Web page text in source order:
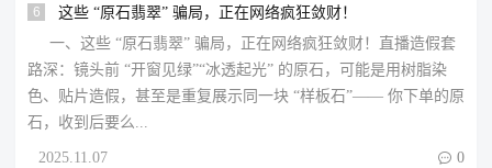
6
这些 “原石翡翠” 骗局，正在网络疯狂敛财！​
一、这些 “原石翡翠” 骗局，正在网络疯狂敛财！​​直播造假套
路深：镜头前 “开窗见绿”“冰透起光” 的原石，可能是用树脂染
色、贴片造假，甚至是重复展示同一块 “样板石”—— 你下单的原
石，收到后要么...
2025.11.07  0